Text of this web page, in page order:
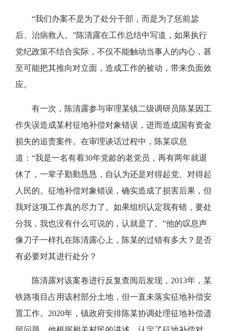
“我们办案不是为了处分干部，而是为了惩前毖
后、治病救人。”陈清露在工作总结中写道，如果执行
党纪政策不结合实际，不仅不能触动当事人的内心，甚
至可能把其推向对立面，造成工作的被动，带来负面效
应。
有一次，陈清露参与审理某镇二级调研员陈某因工
作失误造成某村征地补偿对象错误，进而造成国有资金
损失的追责案件。在审理谈话过程中，陈某叹息
道：“我是一名有着30年党龄的老党员，再有两年就退
休了，一辈子勤勤恳恳，自认为还是对得起党、对得起
人民的。征地补偿对象错误，确实造成了损害后果，但
我对这项工作真的尽力了。如果组织认定我有错，要处
分我，我也没有什么可说的，认就是了。”他的叹息声
像刀子一样扎在陈清露心上，陈某的过错有多大？是否
有必要对其进行处分？
陈清露对该案卷进行反复查阅后发现，2013年，某
铁路项目占用该村部分土地，但一直未落实征地补偿安
置工作。2020年，镇政府安排陈某协调处理征地补偿遗